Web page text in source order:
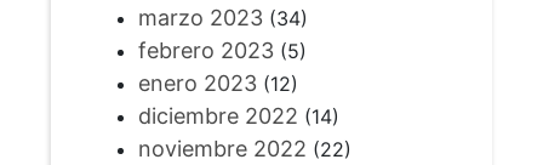
marzo 2023(34)
febrero 2023(5)
enero 2023(12)
diciembre 2022 (14)
noviembre 2022 (22)